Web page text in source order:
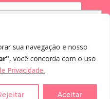
comunicações.
concordo com a
oferecer melhor
nosso site e
sua navegação e nosso
, você concorda com o uso
Privacidade.
Aceitar
reservados.